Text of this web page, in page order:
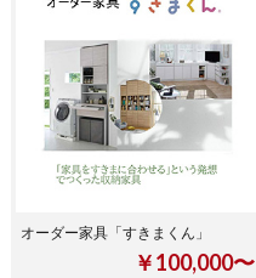
オーダー家具「すきまくん」
￥100,000〜